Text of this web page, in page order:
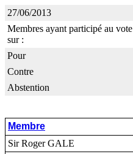
27/06/2013
Membres ayant participé au vote
sur :
Pour
Contre
Abstention
Membre
Sir Roger GALE